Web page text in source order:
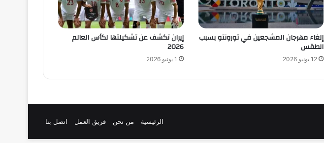
إلغاء مهرجان المشجعين في تورونتو بسبب
الطقس
12 يونيو 2026
إيران تكشف عن تشكيلتها لكأس العالم
2026
1 يونيو 2026
الرئيسية من نحن فريق العمل اتصل بنا